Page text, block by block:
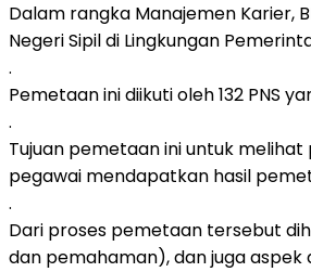
Dalam rangka Manajemen Karier,
Negeri Sipil di Lingkungan
.
Pemetaan ini diikuti oleh 132 PNS
.
Tujuan pemetaan ini untuk melihat
pegawai mendapatkan hasil
.
Dari proses pemetaan tersebut
dan pemahaman), dan juga